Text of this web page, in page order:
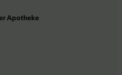
Apotheke